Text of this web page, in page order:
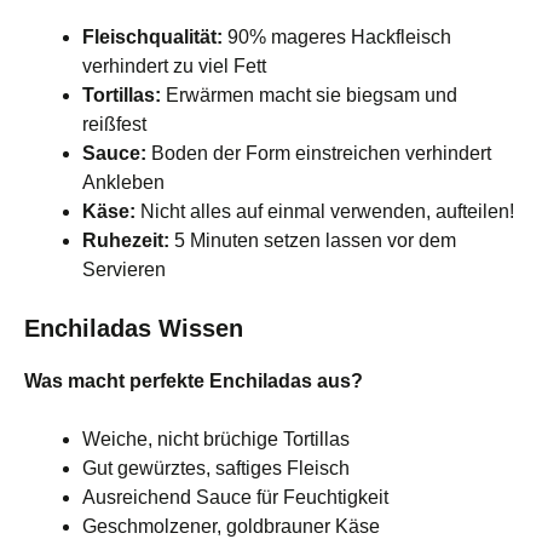
Fleischqualität: 90% mageres Hackfleisch
verhindert zu viel Fett
Tortillas: Erwärmen macht sie biegsam und
reißfest
Sauce: Boden der Form einstreichen verhindert
Ankleben
Käse: Nicht alles auf einmal verwenden, aufteilen!
Ruhezeit: 5 Minuten setzen lassen vor dem
Servieren
Enchiladas Wissen
Was macht perfekte Enchiladas aus?
Weiche, nicht brüchige Tortillas
Gut gewürztes, saftiges Fleisch
Ausreichend Sauce für Feuchtigkeit
Geschmolzener, goldbrauner Käse